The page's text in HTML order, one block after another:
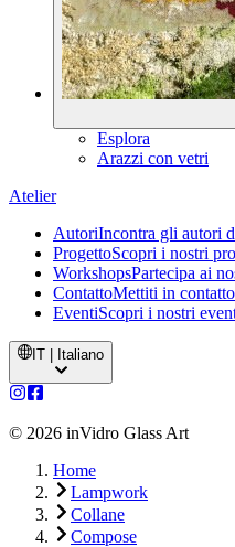
Esplora
Arazzi con vetri
Atelier
AutoriIncontra gli autori
ProgettoScopri i nostri
WorkshopsPartecipa ai
ContattoMettiti in
EventiScopri i nostri
IT | Italiano
© 2026 inVidro Glass Art
Home
Lampwork
Collane
Compose